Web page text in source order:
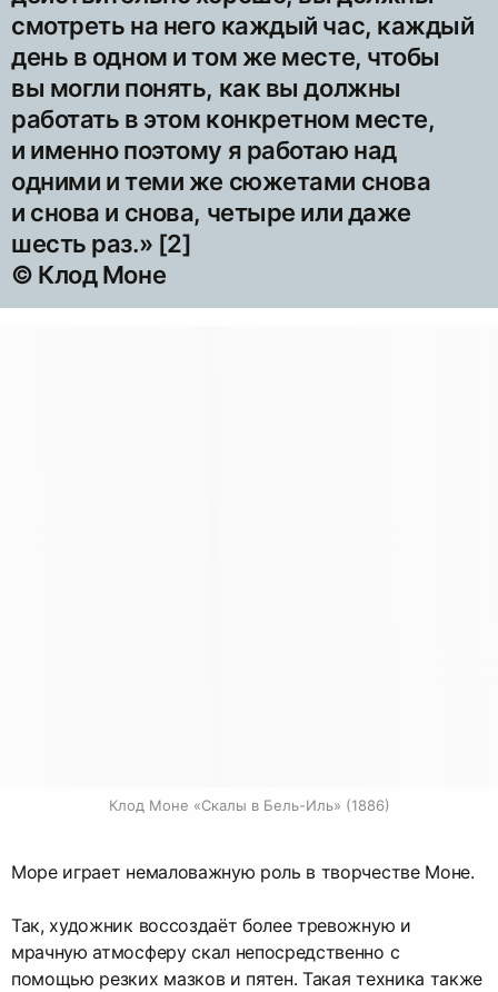
смотреть на него каждый час, каждый
день в одном и том же месте, чтобы
вы могли понять, как вы должны
работать в этом конкретном месте,
и именно поэтому я работаю над
одними и теми же сюжетами снова
и снова и снова, четыре или даже
шесть раз.» [2]
© Клод Моне
Клод Моне «Скалы в Бель-Иль» (1886)
Море играет немаловажную роль в творчестве Моне.
Так, художник воссоздаёт более тревожную и
мрачную атмосферу скал непосредственно с
помощью резких мазков и пятен. Такая техника также